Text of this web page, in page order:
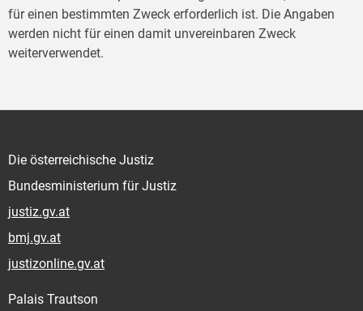
für einen bestimmten Zweck erforderlich ist. Die Angaben
werden nicht für einen damit unvereinbaren Zweck
weiterverwendet.
Die österreichische Justiz
Bundesministerium für Justiz
justiz.gv.at
bmj.gv.at
justizonline.gv.at
Palais Trautson